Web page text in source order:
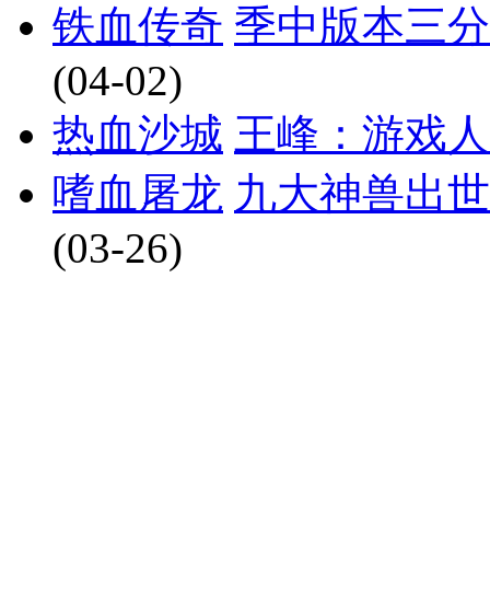
铁血传奇 季中版本三
(04-02)
热血沙城 王峰：游戏
嗜血屠龙 九大神兽出
(03-26)